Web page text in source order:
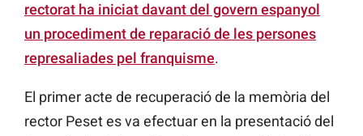
rectorat ha iniciat davant del govern espanyol
un procediment de reparació de les persones
represaliades pel franquisme.
El primer acte de recuperació de la memòria del
rector Peset es va efectuar en la presentació del